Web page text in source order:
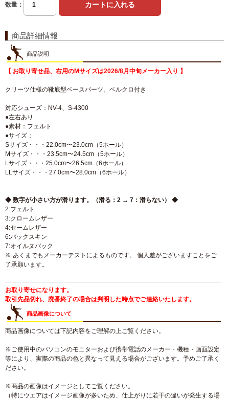
数量：
商品詳細情報
商品説明
【 お取り寄せ品、右用のMサイズは2026/8月中旬メーカー入り 】
クリーツ仕様の靴底型ベースパーツ。ベルクロ付き
対応シューズ：NV-4、S-4300
●左右あり
●素材：フェルト
●サイズ：
Sサイズ・・・22.0cm〜23.0cm（5ホール）
Mサイズ・・・23.5cm〜24.5cm（5ホール）
Lサイズ・・・25.0cm〜26.5cm（6ホール）
LLサイズ・・・27.0cm〜28.0cm（6ホール）
◆ 数字が小さい方が滑ります。（滑る：2 → 7：滑らない） ◆
2:フェルト
3:クロームレザー
4:セームレザー
6:バックスキン
7:オイルヌバック
※ あくまでもメーカーテストによるものです。 個人差がございますことをご
了承願います。
お取り寄せになります。
取引先品切れ、廃番終了の場合は判明した時点でご連絡いたします。
商品画像について
商品画像については下記内容をご理解の上ご覧ください。
※ご使用中のパソコンのモニターおよび携帯電話のメーカー・機種・画面設定
等により、実際の商品の色と異なって見える場合がございます。予めご了承く
ださい。
※商品の画像はイメージとしてご覧ください。
（特にウエアはイメージ画像が多いため、仕上がりに若干の違いが発生する場